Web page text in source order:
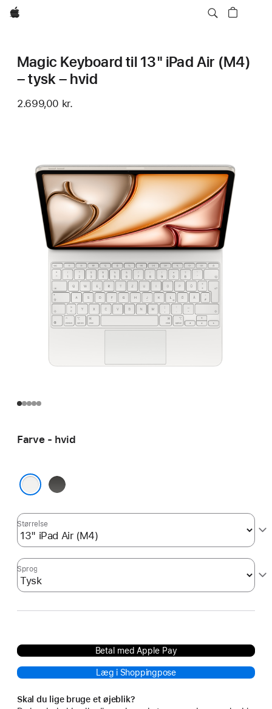
Apple
Magic Keyboard til 13" iPad Air (M4)
– tysk – hvid
2.699,00 kr.
Farve - hvid
sort
Størrelse
Sprog
Betal med Apple Pay
Læg i Shoppingpose
Skal du lige bruge et øjeblik?